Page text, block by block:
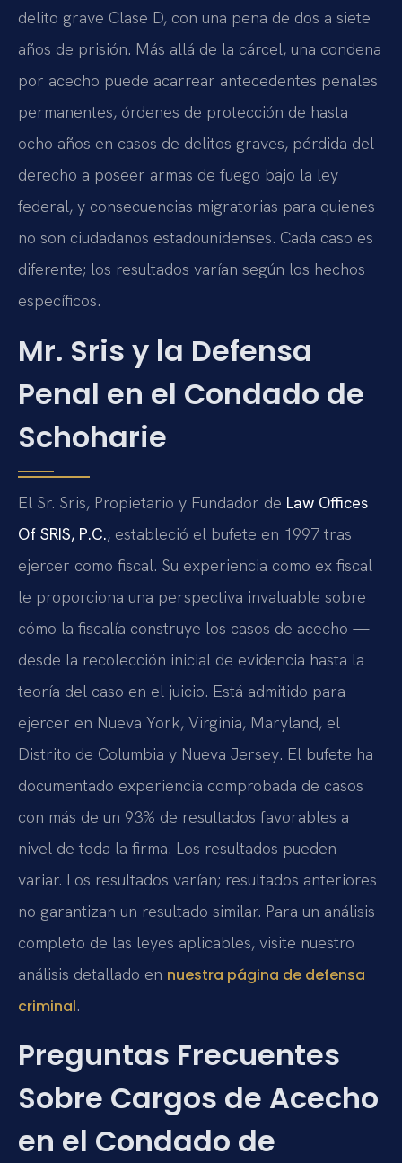
delito grave Clase D, con una pena de dos a siete
años de prisión. Más allá de la cárcel, una condena
por acecho puede acarrear antecedentes penales
permanentes, órdenes de protección de hasta
ocho años en casos de delitos graves, pérdida del
derecho a poseer armas de fuego bajo la ley
federal, y consecuencias migratorias para quienes
no son ciudadanos estadounidenses. Cada caso es
diferente; los resultados varían según los hechos
específicos.
Mr. Sris y la Defensa
Penal en el Condado de
Schoharie
El Sr. Sris, Propietario y Fundador de Law Offices
Of SRIS, P.C., estableció el bufete en 1997 tras
ejercer como fiscal. Su experiencia como ex fiscal
le proporciona una perspectiva invaluable sobre
cómo la fiscalía construye los casos de acecho —
desde la recolección inicial de evidencia hasta la
teoría del caso en el juicio. Está admitido para
ejercer en Nueva York, Virginia, Maryland, el
Distrito de Columbia y Nueva Jersey. El bufete ha
documentado experiencia comprobada de casos
con más de un 93% de resultados favorables a
nivel de toda la firma. Los resultados pueden
variar. Los resultados varían; resultados anteriores
no garantizan un resultado similar. Para un análisis
completo de las leyes aplicables, visite nuestro
análisis detallado en nuestra página de defensa
criminal.
Preguntas Frecuentes
Sobre Cargos de Acecho
en el Condado de